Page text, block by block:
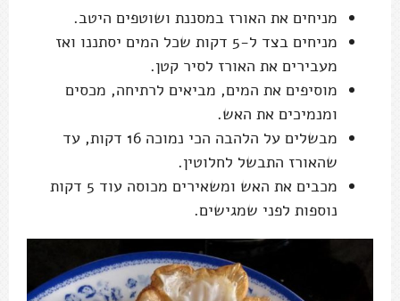
מניחים את האורז במסננת ושוטפים היטב.
מניחים בצד ל-5 דקות שכל המים יסתננו ואז
מעבירים את האורז לסיר קטן.
מוסיפים את המים, מביאים לרתיחה, מכסים
ומנמיכים את האש.
מבשלים על הלהבה הכי נמוכה 16 דקות, עד
שהאורז התבשל לחלוטין.
מכבים את האש ומשאירים מכוסה עוד 5 דקות
נוספות לפני שמגישים.